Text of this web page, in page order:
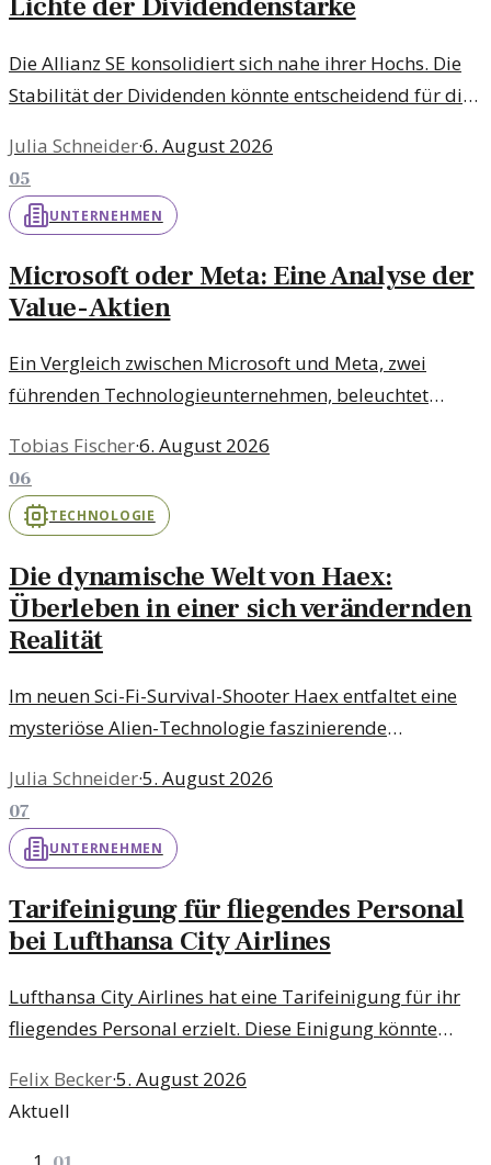
Lichte der Dividendenstärke
Die Allianz SE konsolidiert sich nahe ihrer Hochs. Die
Stabilität der Dividenden könnte entscheidend für die
Julia Schneider·6. August 2026
05
UNTERNEHMEN
Microsoft oder Meta: Eine Analyse der
Value-Aktien
Ein Vergleich zwischen Microsoft und Meta, zwei
führenden Technologieunternehmen, beleuchtet
Tobias Fischer·6. August 2026
06
TECHNOLOGIE
Die dynamische Welt von Haex:
Überleben in einer sich verändernden
Realität
Im neuen Sci-Fi-Survival-Shooter Haex entfaltet eine
mysteriöse Alien-Technologie faszinierende
Umgebung ständig verändert und
Herausforderungen meistert.
Julia Schneider·5. August 2026
07
UNTERNEHMEN
Tarifeinigung für fliegendes Personal
bei Lufthansa City Airlines
Lufthansa City Airlines hat eine Tarifeinigung für ihr
fliegendes Personal erzielt. Diese Einigung könnte
Betriebsabläufe haben.
Felix Becker·5. August 2026
Aktuell